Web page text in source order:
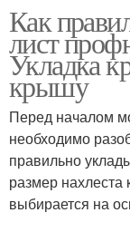
Изоляции
Как
лист
Укладка
крышу
Перед началом
необходимо
правильно
размер
выбирается на